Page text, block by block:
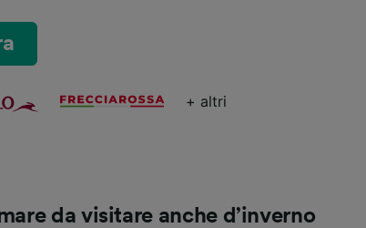
+ altri
da visitare anche d’inverno